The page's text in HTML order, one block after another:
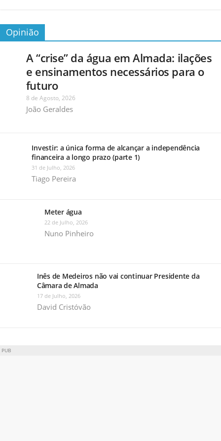
Opinião
A “crise” da água em Almada: ilações
e ensinamentos necessários para o
futuro
8 de Agosto, 2026
João Geraldes
Investir: a única forma de alcançar a independência
financeira a longo prazo (parte 1)
31 de Julho, 2026
Tiago Pereira
Meter água
22 de Julho, 2026
Nuno Pinheiro
Inês de Medeiros não vai continuar Presidente da
Câmara de Almada
17 de Julho, 2026
David Cristóvão
PUB